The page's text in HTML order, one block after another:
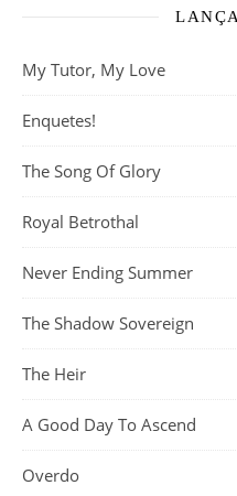
My Tutor, My Love
Enquetes!
The Song Of Glory
Royal Betrothal
Never Ending Summer
The Shadow Sovereign
The Heir
A Good Day To Ascend
Overdo